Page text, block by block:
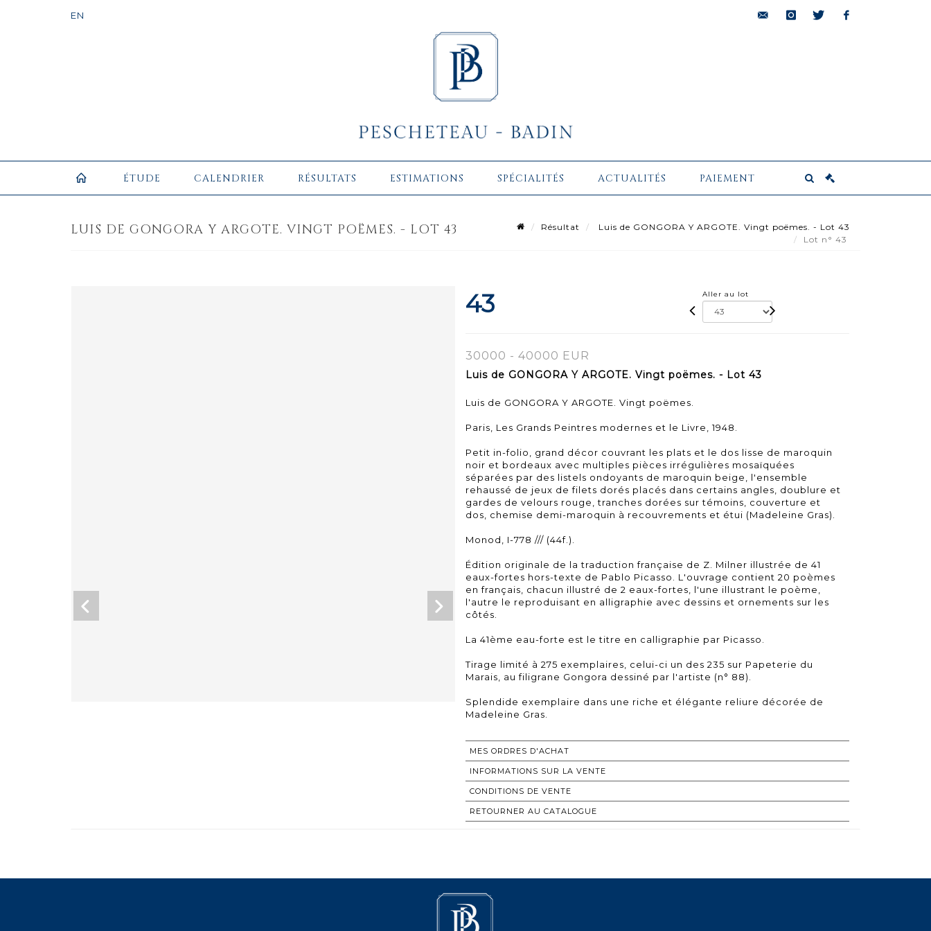
ÉTUDE CALENDRIER RÉSULTATS ESTIMATIONS SPÉCIALITÉS ACTUALITÉS PAIEMENT
LUIS DE GONGORA Y ARGOTE. VINGT POËMES. - LOT 43 Résultat
Luis de GONGORA Y ARGOTE. Vingt poëmes. - Lot 43
Lot n° 43
43 Aller au lot
30000 - 40000 EUR
Luis de GONGORA Y ARGOTE. Vingt poëmes. - Lot 43
Luis de GONGORA Y ARGOTE. Vingt poëmes.
Paris, Les Grands Peintres modernes et le Livre, 1948.
Petit in-folio, grand décor couvrant les plats et le dos lisse de maroquin
noir et bordeaux avec multiples pièces irrégulières mosaïquées
séparées par des listels ondoyants de maroquin beige, l'ensemble
rehaussé de jeux de filets dorés placés dans certains angles, doublure et
gardes de velours rouge, tranches dorées sur témoins, couverture et
dos, chemise demi-maroquin à recouvrements et étui (Madeleine Gras).
Monod, I-778 /// (44f.).
Édition originale de la traduction française de Z. Milner illustrée de 41
eaux-fortes hors-texte de Pablo Picasso. L'ouvrage contient 20 poèmes
en français, chacun illustré de 2 eaux-fortes, l'une illustrant le poème,
l'autre le reproduisant en alligraphie avec dessins et ornements sur les
côtés.
La 41ème eau-forte est le titre en calligraphie par Picasso.
Tirage limité à 275 exemplaires, celui-ci un des 235 sur Papeterie du
Marais, au filigrane Gongora dessiné par l'artiste (n° 88).
Splendide exemplaire dans une riche et élégante reliure décorée de
Madeleine Gras.
MES ORDRES D'ACHAT
INFORMATIONS SUR LA VENTE
CONDITIONS DE VENTE
RETOURNER AU CATALOGUE